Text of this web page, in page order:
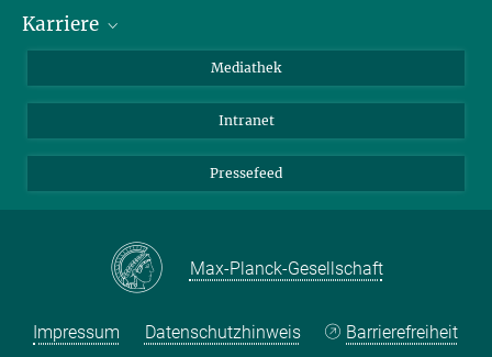
Schule
LinkedIn
YouTube
Karriere
Mediathek
Intranet
Pressefeed
Max-Planck-Gesellschaft
Impressum Datenschutzhinweis Barrierefreiheit